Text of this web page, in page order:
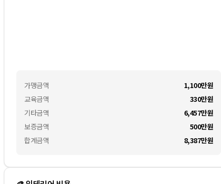
가맹금액
교육금액
기타금액
보증금액
합계금액
1,100만원
330만원
6,457만원
500만원
8,387만원